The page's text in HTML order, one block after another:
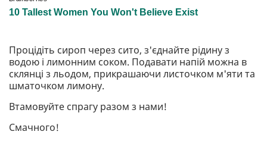
Процідіть сироп через сито, з'єднайте рідину з
водою і лимонним соком. Подавати напій можна в
склянці з льодом, прикрашаючи листочком м'яти та
шматочком лимону.
Втамовуйте спрагу разом з нами!
Смачного!